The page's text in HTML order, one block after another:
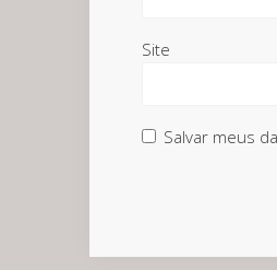
Site
Salvar meus